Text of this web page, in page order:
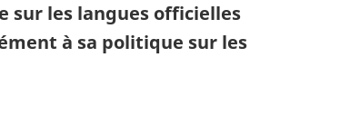
sur les langues officielles
à sa politique sur les